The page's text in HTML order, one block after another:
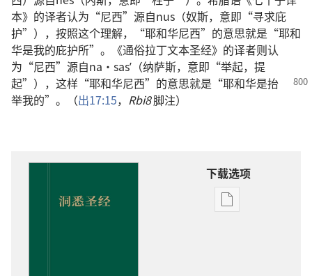
本》的译者认为“尼西”源自nus（奴斯，意即“寻求庇
护”），按照这个理解，“耶和华尼西”的意思就是“耶和
华是我的庇护所”。《通俗拉丁文本圣经》的译者则认
为“尼西”源自na·sasʹ（纳萨斯，意即“举起，提
起”），这样“耶和华尼西”的意思就是“耶和华是抬
举我的”。（出17:15， Rbi8脚注）
下载选项
电